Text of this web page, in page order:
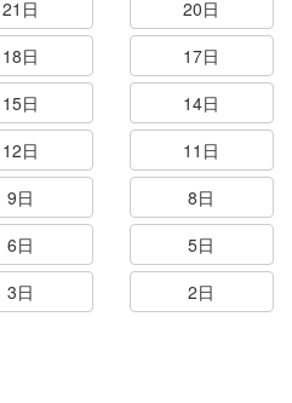
21日
20日
18日
17日
15日
14日
12日
11日
9日
8日
6日
5日
3日
2日